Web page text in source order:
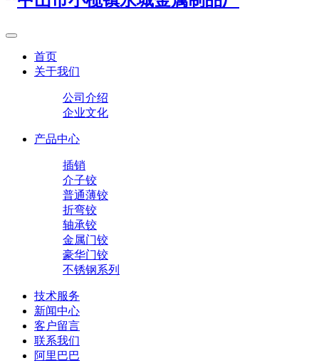
首页
关于我们
公司介绍
企业文化
产品中心
插销
介子铰
普通薄铰
折弯铰
轴承铰
金属门铰
豪华门铰
不锈钢系列
技术服务
新闻中心
客户留言
联系我们
阿里巴巴